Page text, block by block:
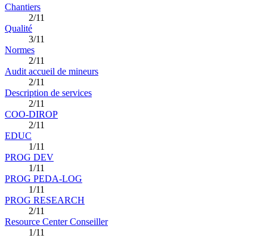
Chantiers
2/11
Qualité
3/11
Normes
2/11
Audit accueil de mineurs
2/11
Description de services
2/11
COO-DIROP
2/11
EDUC
1/11
PROG DEV
1/11
PROG PEDA-LOG
1/11
PROG RESEARCH
2/11
Resource Center Conseiller
1/11